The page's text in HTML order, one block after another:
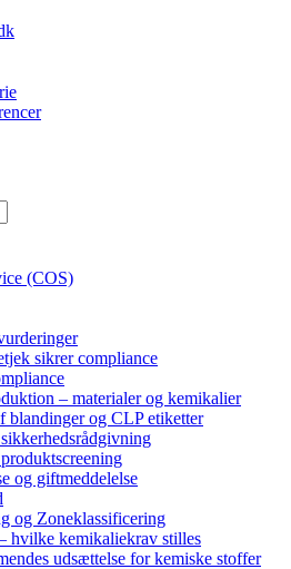
(COS)
sikrer compliance
– materialer og kemikalier
blandinger og CLP etiketter
og giftmeddelelse
og Zoneklassificering
hvilke kemikaliekrav stilles
udsættelse for kemiske stoffer